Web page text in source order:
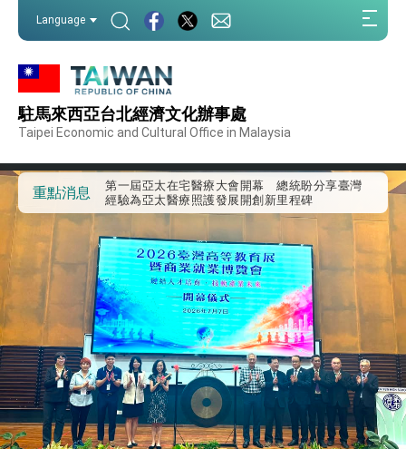
Language
駐馬來西亞台北經濟文化辦事處
Taipei Economic and Cultural Office in Malaysia
重點消息
外交部重要言論
事處」，進一步深化台美交流合作
第一屆亞太在宅醫療大會開幕 總統盼分享臺灣
經驗為亞太醫療照護發展開創新里程碑
外交部發布WHA文宣影片「台灣醫療點亮世界」
及「台灣智慧醫療與健康產業展」預告短片，向
世界展現台灣守護全球健康的創新能量
總統出訪史瓦帝尼返國談話 強調臺灣人有權利
走向世界 盼與理念相近國家共同維護國際秩序
堅定走向世界 賴總統抵達史瓦帝尼王國進行國是
訪問
總統與五院院長新春茶敘 盼化分歧為團結、為
國家邁出合作第一步
總統農曆春節談話
台美貿易協議完成簽署達成6大目標、創5大歷史
性突破 總統強調將以3大面向加速臺灣經濟轉型
升級 籲請立院全力支持並盡速通過
臺美簽署「對等貿易協定」確立對等關稅15%且不